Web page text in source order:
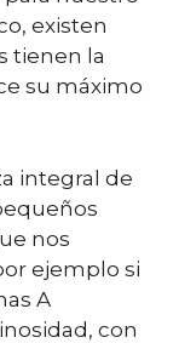
existen
tienen la
su máximo
integral de
nos
ejemplo si
A
con